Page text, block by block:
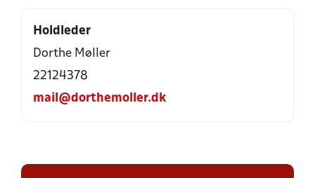
Holdleder
Dorthe Møller
22124378
mail@dorthemoller.dk